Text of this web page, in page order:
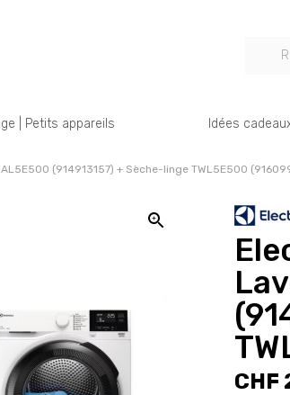
| Petits appareils Idées
(914913157) + Sèche-linge TWL5E500
CHF